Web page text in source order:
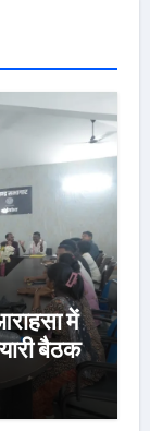
में
बैठक